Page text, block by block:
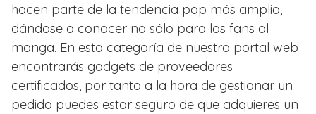
hacen parte de la tendencia pop más amplia,
dándose a conocer no sólo para los fans al
manga. En esta categoría de nuestro portal web
encontrarás gadgets de proveedores
certificados, por tanto a la hora de gestionar un
pedido puedes estar seguro de que adquieres un